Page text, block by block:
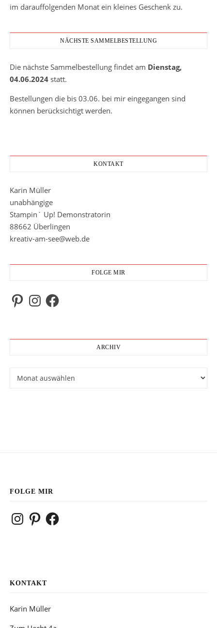
im darauffolgenden Monat ein kleines Geschenk zu.
NÄCHSTE SAMMELBESTELLUNG
Die nächste Sammelbestellung findet am Dienstag,
04.06.2024 statt.
Bestellungen die bis 03.06. bei mir eingegangen sind
können berücksichtigt werden.
KONTAKT
Karin Müller
unabhängige
Stampin` Up! Demonstratorin
88662 Überlingen
kreativ-am-see@web.de
FOLGE MIR
PinterestInstagramFacebook
ARCHIV
FOLGE MIR
InstagramPinterestFacebook
KONTAKT
Karin Müller